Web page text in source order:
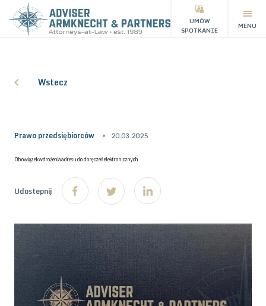
UMÓW
SPOTKANIE
MENU
Wstecz
Prawo przedsiębiorców 20.03.2025
Obowiązek wdrożenia adresu do doręczeń elektronicznych
Udostepnij